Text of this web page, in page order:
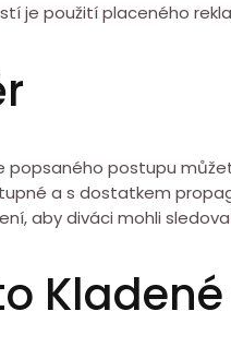
je použití placeného
popsaného postupu
a s dostatkem
aby diváci mohli